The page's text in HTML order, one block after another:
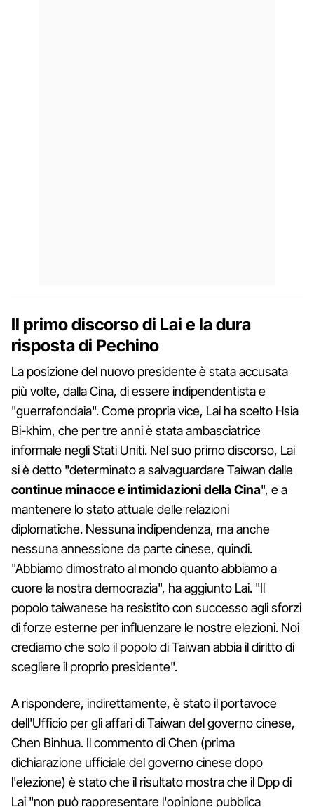
Il primo discorso di Lai e la dura
risposta di Pechino
La posizione del nuovo presidente è stata accusata
più volte, dalla Cina, di essere indipendentista e
"guerrafondaia". Come propria vice, Lai ha scelto Hsia
Bi-khim, che per tre anni è stata ambasciatrice
informale negli Stati Uniti. Nel suo primo discorso, Lai
si è detto "determinato a salvaguardare Taiwan dalle
continue minacce e intimidazioni della Cina", e a
mantenere lo stato attuale delle relazioni
diplomatiche. Nessuna indipendenza, ma anche
nessuna annessione da parte cinese, quindi.
"Abbiamo dimostrato al mondo quanto abbiamo a
cuore la nostra democrazia", ha aggiunto Lai. "Il
popolo taiwanese ha resistito con successo agli sforzi
di forze esterne per influenzare le nostre elezioni. Noi
crediamo che solo il popolo di Taiwan abbia il diritto di
scegliere il proprio presidente".
A rispondere, indirettamente, è stato il portavoce
dell'Ufficio per gli affari di Taiwan del governo cinese,
Chen Binhua. Il commento di Chen (prima
dichiarazione ufficiale del governo cinese dopo
l'elezione) è stato che il risultato mostra che il Dpp di
Lai "non può rappresentare l'opinione pubblica